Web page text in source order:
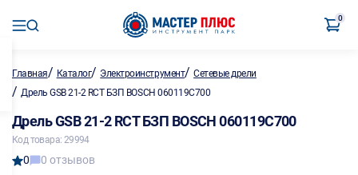
0
Главная/ Каталог/ Электроинструмент/Сетевые дрели
/ Дрель GSB 21-2 RCT БЗП BOSCH 060119C700
Дрель GSB 21-2 RCT БЗП BOSCH 060119C700
Код товара: 29994
0 0 отзывов